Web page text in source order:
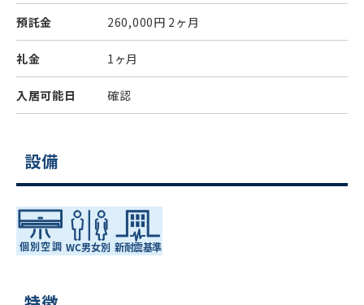
預託金 260,000円 2ヶ月
礼金 1ヶ月
入居可能日 確認
設備